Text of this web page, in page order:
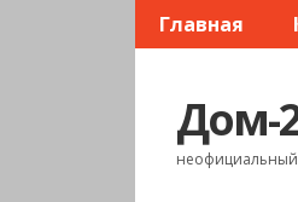
Главная
Дом-
неофициальный